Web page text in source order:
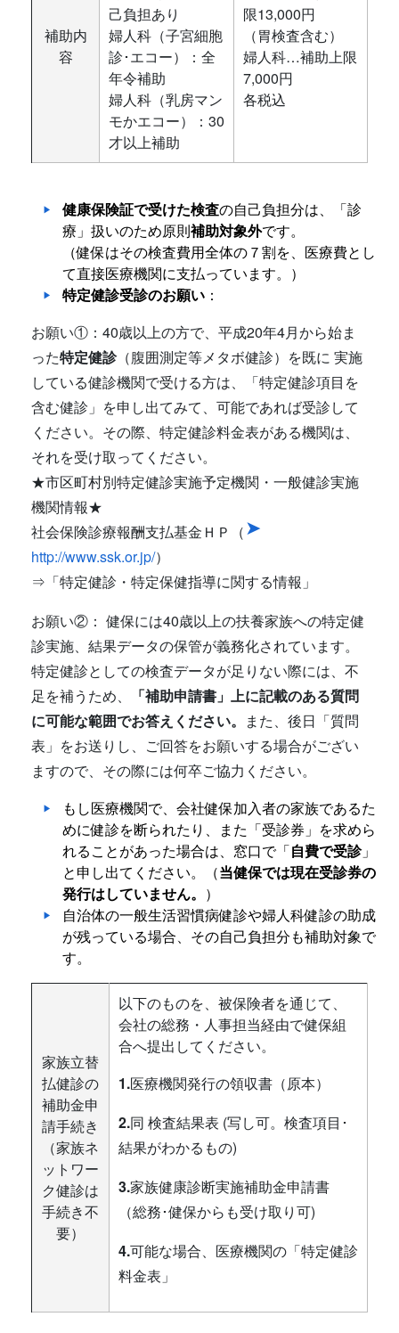
補助内
容
己負担あり
婦人科（子宮細胞
診･エコー）：全
年令補助
婦人科（乳房マン
モかエコー）：30
才以上補助
限13,000円
（胃検査含む）
婦人科…補助上限
7,000円
各税込
健康保険証で受けた検査の自己負担分は、「診
療」扱いのため原則補助対象外です。
（健保はその検査費用全体の７割を、医療費とし
て直接医療機関に支払っています。）
特定健診受診のお願い ：
お願い①：40歳以上の方で、平成20年4月から始ま
った特定健診（腹囲測定等メタボ健診）を既に 実施
している健診機関で受ける方は、「特定健診項目を
含む健診」を申し出てみて、可能であれば受診して
ください。その際、特定健診料金表がある機関は、
それを受け取ってください。
★市区町村別特定健診実施予定機関・一般健診実施
機関情報★
社会保険診療報酬支払基金ＨＰ（
http://www.ssk.or.jp/）
⇒「特定健診・特定保健指導に関する情報」
お願い②： 健保には40歳以上の扶養家族への特定健
診実施、結果データの保管が義務化されています。
特定健診としての検査データが足りない際には、不
足を補うため、
「補助申請書」上に記載のある質問
に可能な範囲でお答えください。 また、後日「質問
表」をお送りし、ご回答をお願いする場合がござい
ますので、その際には何卒ご協力ください。
もし医療機関で、会社健保加入者の家族であるた
めに健診を断られたり、また「受診券」を求めら
れることがあった場合は、窓口で「自費で受診」
と申し出てください。（当健保では現在受診券の
発行はしていません。 ）
自治体の一般生活習慣病健診や婦人科健診の助成
が残っている場合、その自己負担分も補助対象で
す。
家族立替
払健診の
補助金申
請手続き
（家族ネ
ットワー
ク健診は
手続き不
要）
以下のものを、被保険者を通じて、
会社の総務・人事担当経由で健保組
合へ提出してください。
1.医療機関発行の領収書（原本）
2.同 検査結果表 (写し可。検査項目･
結果がわかるもの)
3.家族健康診断実施補助金申請書
（総務･健保からも受け取り可)
4.可能な場合、医療機関の「特定健診
料金表」